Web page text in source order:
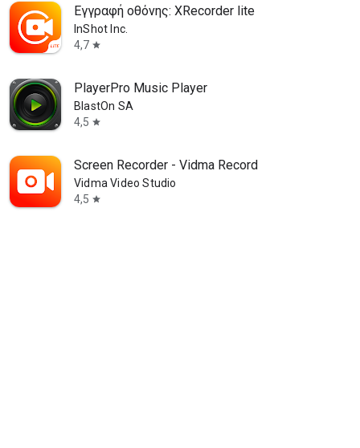
Εγγραφή οθόνης: XRecorder lite
InShot Inc.
4,7 star
PlayerPro Music Player
BlastOn SA
4,5 star
Screen Recorder - Vidma Record
Vidma Video Studio
4,5 star